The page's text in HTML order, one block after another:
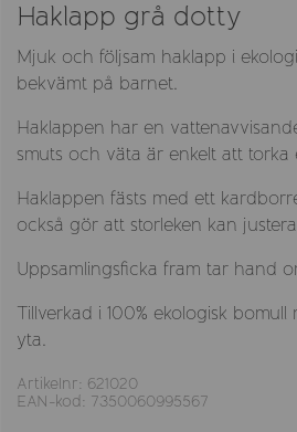
Haklapp grå dotty
Mjuk och följsam haklapp i
bekvämt på barnet.
Haklappen har en
smuts och väta är enkelt att torka
Haklappen fästs med ett
också gör att storleken kan
Uppsamlingsficka fram tar hand
Tillverkad i 100% ekologisk
yta.
Artikelnr: 621020
EAN-kod: 7350060995567